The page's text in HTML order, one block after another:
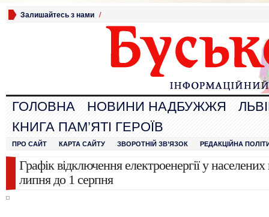
Залишайтесь з нами /
ГОЛОВНА НОВИНИ НАДБУЖЖЯ
КНИГА ПАМ’ЯТІ ГЕРОЇВ
ПРО САЙТ КАРТА САЙТУ ЗВОРОТНІЙ ЗВ’ЯЗОК РЕДАКЦІЙНА
Графік відключення електроенергії у
липня до 1 серпня